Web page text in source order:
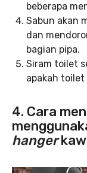
beberapa
Sabun akan
dan
bagian pipa.
Siram toilet
apakah
4. Cara
hanger